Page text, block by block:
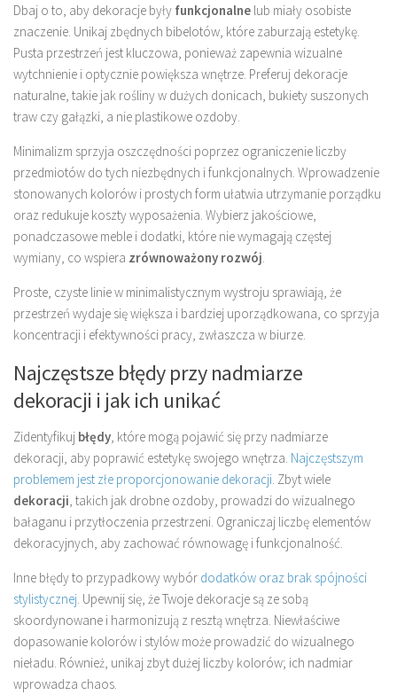
Dbaj o to, aby dekoracje były funkcjonalne lub miały osobiste
znaczenie. Unikaj zbędnych bibelotów, które zaburzają estetykę.
Pusta przestrzeń jest kluczowa, ponieważ zapewnia wizualne
wytchnienie i optycznie powiększa wnętrze. Preferuj dekoracje
naturalne, takie jak rośliny w dużych donicach, bukiety suszonych
traw czy gałązki, a nie plastikowe ozdoby.
Minimalizm sprzyja oszczędności poprzez ograniczenie liczby
przedmiotów do tych niezbędnych i funkcjonalnych. Wprowadzenie
stonowanych kolorów i prostych form ułatwia utrzymanie porządku
oraz redukuje koszty wyposażenia. Wybierz jakościowe,
ponadczasowe meble i dodatki, które nie wymagają częstej
wymiany, co wspiera zrównoważony rozwój
Proste, czyste linie w minimalistycznym wystroju sprawiają, że
przestrzeń wydaje się większa i bardziej uporządkowana, co sprzyja
koncentracji i efektywności pracy, zwłaszcza w biurze.
Najczęstsze błędy przy nadmiarze
dekoracji i jak ich unikać
Zidentyfikuj błędy , które mogą pojawić się przy nadmiarze
dekoracji, aby poprawić estetykę swojego wnętrza. Najczęstszym
problemem jest złe proporcjonowanie dekoracji . Zbyt wiele
dekoracji , takich jak drobne ozdoby, prowadzi do wizualnego
bałaganu i przytłoczenia przestrzeni. Ograniczaj liczbę elementów
dekoracyjnych, aby zachować równowagę i funkcjonalność.
Inne błędy to przypadkowy wybór dodatków oraz brak spójności
stylistycznej . Upewnij się, że Twoje dekoracje są ze sobą
skoordynowane i harmonizują z resztą wnętrza. Niewłaściwe
dopasowanie kolorów i stylów może prowadzić do wizualnego
nieładu. Również, unikaj zbyt dużej liczby kolorów; ich nadmiar
wprowadza chaos.